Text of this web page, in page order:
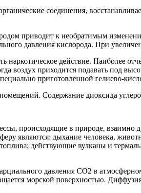
соединения,
приводит к необратимым
давления кислорода. При
действие. Наиболее
воздух приходится подавать под
приготовленной гелиево-
Содержание диоксида
происходящие в природе, взаимно
являются: дыхание человека,
действующие вулканы и
давления CO2 в
морской поверхностью.